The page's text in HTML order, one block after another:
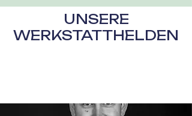
UNSERE
WERKSTATTHELDEN